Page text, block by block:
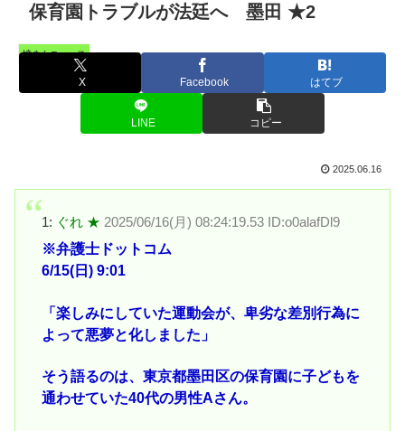
保育園トラブルが法廷へ 墨田 ★2
憤まんニュース
X Facebook はてブ
LINE コピー
2025.06.16
1: ぐれ ★ 2025/06/16(月) 08:24:19.53 ID:o0alafDl9
※弁護士ドットコム
6/15(日) 9:01
「楽しみにしていた運動会が、卑劣な差別行為に
よって悪夢と化しました」
そう語るのは、東京都墨田区の保育園に子どもを
通わせていた40代の男性Aさん。